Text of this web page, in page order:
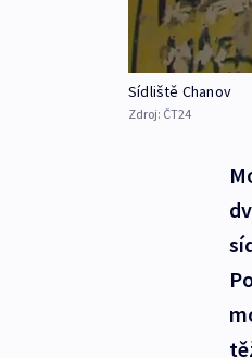
Sídliště Chanov
Zdroj: ČT24